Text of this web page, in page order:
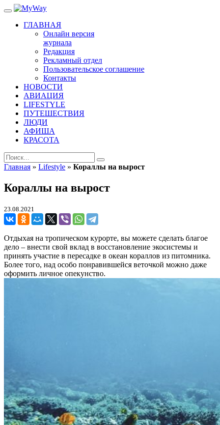
ГЛАВНАЯ
Онлайн версия
журнала
Редакция
Рекламный отдел
Пользовательское соглашение
Контакты
НОВОСТИ
АВИАЦИЯ
LIFESTYLE
ПУТЕШЕСТВИЯ
ЛЮДИ
АФИША
КРАСОТА
Главная » Lifestyle » Кораллы на вырост
Кораллы на вырост
23.08.2021
Отдыхая на тропическом курорте, вы можете сделать благое
дело – внести свой вклад в восстановление экосистемы и
принять участие в пересадке в океан кораллов из питомника.
Более того, над особо понравившейся веточкой можно даже
оформить личное опекунство.